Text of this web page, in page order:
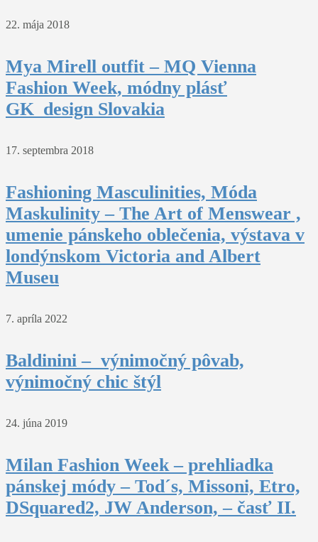
22. mája 2018
Mya Mirell outfit – MQ Vienna
Fashion Week, módny plásť
GK_design Slovakia
17. septembra 2018
Fashioning Masculinities, Móda
Maskulinity – The Art of Menswear ,
umenie pánskeho oblečenia, výstava v
londýnskom Victoria and Albert
Museu
7. apríla 2022
Baldinini – výnimočný pôvab,
výnimočný chic štýl
24. júna 2019
Milan Fashion Week – prehliadka
pánskej módy – Tod´s, Missoni, Etro,
DSquared2, JW Anderson, – časť II.